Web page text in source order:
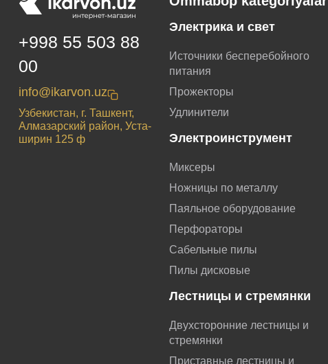
+998 55 503 88
00
info@ikarvon.uz
Узбекистан, г. Ташкент,
Алмазарский район, Уста-
ширин 125 ф
Электрика и свет
Источники бесперебойного
питания
Прожекторы
Удлинители
Электроинструмент
Миксеры
Ножницы по металлу
Паяльное оборудование
Перфораторы
Сабельные пилы
Пилы дисковые
Лестницы и стремянки
Двухсторонние лестницы и
стремянки
Приставные лестницы и